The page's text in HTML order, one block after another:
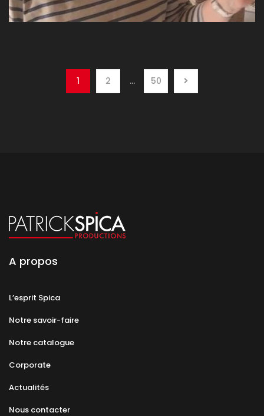
1 2 … 50
A propos
L’esprit Spica
Notre savoir-faire
Notre catalogue
Corporate
Actualités
Nous contacter